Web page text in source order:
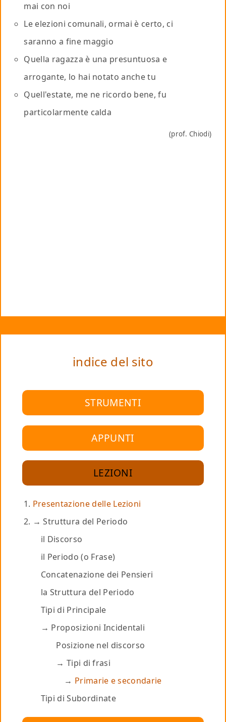
mai con noi
Le elezioni comunali, ormai è certo, ci
saranno a fine maggio
Quella ragazza è una presuntuosa e
arrogante, lo hai notato anche tu
Quell'estate, me ne ricordo bene, fu
particolarmente calda
(prof. Chiodi)
indice del sito
STRUMENTI
APPUNTI
LEZIONI
Presentazione delle Lezioni
Struttura del Periodo
il Discorso
il Periodo (o Frase)
Concatenazione dei Pensieri
la Struttura del Periodo
Tipi di Principale
Proposizioni Incidentali
Posizione nel discorso
Tipi di frasi
Primarie e secondarie
Tipi di Subordinate